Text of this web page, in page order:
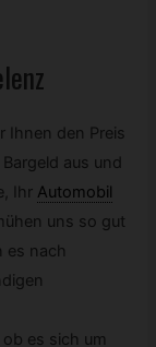
Ihnen den Preis
aus und
Ihr Automobil
uns so gut
es nach
es sich um